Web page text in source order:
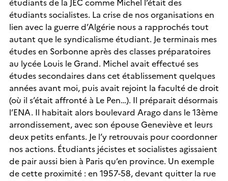
étudiants de la JEC comme Michel l’était des
étudiants socialistes. La crise de nos organisations en
lien avec la guerre d’Algérie nous a rapprochés tout
autant que le syndicalisme étudiant. Je terminais mes
études en Sorbonne après des classes préparatoires
au lycée Louis le Grand. Michel avait effectué ses
études secondaires dans cet établissement quelques
années avant moi, puis avait rejoint la faculté de droit
(où il s’était affronté à Le Pen…). Il préparait désormais
l’ENA. Il habitait alors boulevard Arago dans le 13ème
arrondissement, avec son épouse Geneviève et leurs
deux petits enfants. Je l’y retrouvais pour coordonner
nos actions. Étudiants jécistes et socialistes agissaient
de pair aussi bien à Paris qu’en province. Un exemple
de cette proximité : en 1957-58, devant quitter la rue